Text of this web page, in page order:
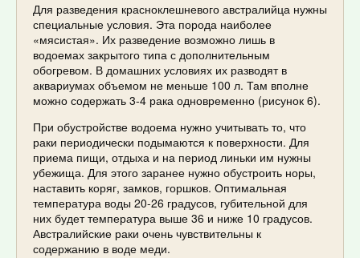
Для разведения красноклешневого австралийца нужны
специальные условия. Эта порода наиболее
«мясистая». Их разведение возможно лишь в
водоемах закрытого типа с дополнительным
обогревом. В домашних условиях их разводят в
аквариумах объемом не меньше 100 л. Там вполне
можно содержать 3-4 рака одновременно (рисунок 6).
При обустройстве водоема нужно учитывать то, что
раки периодически подымаются к поверхности. Для
приема пищи, отдыха и на период линьки им нужны
убежища. Для этого заранее нужно обустроить норы,
наставить коряг, замков, горшков. Оптимальная
температура воды 20-26 градусов, губительной для
них будет температура выше 36 и ниже 10 градусов.
Австралийские раки очень чувствительны к
содержанию в воде меди.